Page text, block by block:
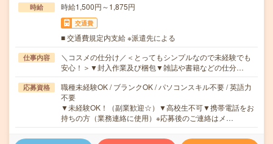
時給 時給1,500円～1,875円
交通費
■ 交通費規定内支給 ※派遣先による
仕事内容
＼コスメの仕分け／＜とってもシンプルなので未経験でも
安心！＞▼封入作業及び梱包▼雑誌や書籍などの仕分…
応募資格
職種未経験OK / ブランクOK / パソコンスキル不要 / 英語力
不要
▼未経験OK！（副業歓迎☆）▼高校生不可▼携帯電話をお
持ちの方（業務連絡に使用）※応募後のご連絡はメ…